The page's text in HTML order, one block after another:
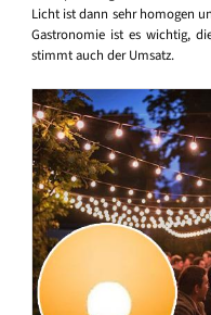
Licht ist dann sehr homogen
Gastronomie ist es wichtig,
stimmt auch der Umsatz.